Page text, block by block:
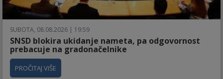
SUBOTA, 08.08.2026 | 19:59
SNSD blokira ukidanje nameta, pa odgovornost
prebacuje na gradonačelnike
PROČITAJ VIŠE